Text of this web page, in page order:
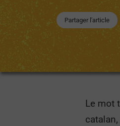
Partager l'article
Le mot